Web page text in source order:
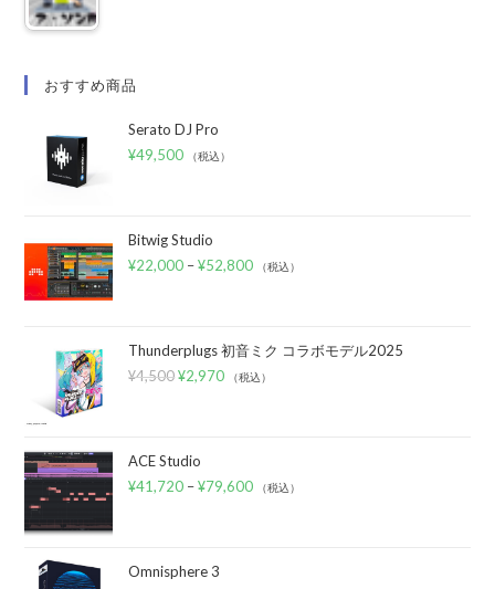
おすすめ商品
Serato DJ Pro
¥49,500 （税込）
Bitwig Studio
¥22,000 –¥52,800 （税込）
Thunderplugs 初音ミク コラボモデル2025
¥4,500 ¥2,970 （税込）
ACE Studio
¥41,720 –¥79,600 （税込）
Omnisphere 3